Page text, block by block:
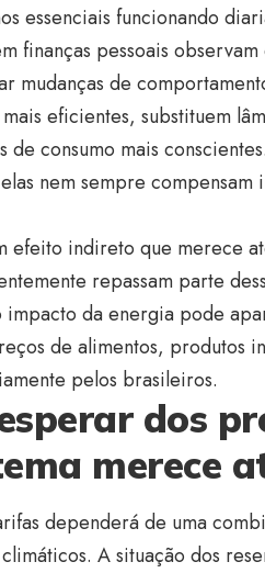
essenciais funcionando
finanças pessoais
mudanças de
eficientes, substituem
de consumo mais
nem sempre compensam
efeito indireto que merece
repassam parte
da energia pode
de alimentos, produtos
pelos brasileiros.
dos
merece
dependerá de uma
A situação dos